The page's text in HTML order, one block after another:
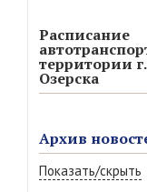
Расписание
территории г.
Озерска
Архив
Показать/скрыть